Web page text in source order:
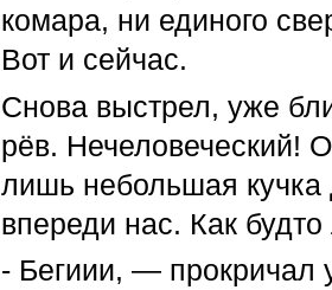
комара, ни единого
Вот и сейчас.
Снова выстрел, уже
рёв. Нечеловеческий!
лишь небольшая кучка
впереди нас. Как
- Бегиии, — прокричал